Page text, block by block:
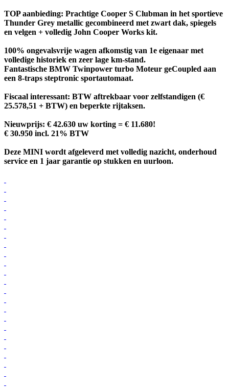
TOP aanbieding: Prachtige Cooper S Clubman in het sportieve
Thunder Grey metallic gecombineerd met zwart dak, spiegels
en velgen + volledig John Cooper Works kit.
100% ongevalsvrije wagen afkomstig van 1e eigenaar met
volledige historiek en zeer lage km-stand.
Fantastische BMW Twinpower turbo Moteur geCoupled aan
een 8-traps steptronic sportautomaat.
Fiscaal interessant: BTW aftrekbaar voor zelfstandigen (€
25.578,51 + BTW) en beperkte rijtaksen.
Nieuwprijs: € 42.630 uw korting = € 11.680!
€ 30.950 incl. 21% BTW
Deze MINI wordt afgeleverd met volledig nazicht, onderhoud
service en 1 jaar garantie op stukken en uurloon.